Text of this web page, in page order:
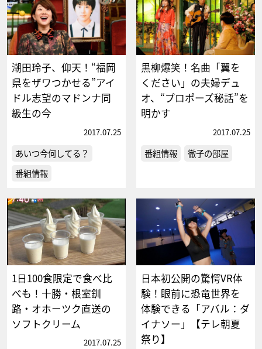
潮田玲子、仰天！“福岡
県をザワつかせる”アイ
ドル志望のマドンナ同
級生の今
2017.07.25
あいつ今何してる？
番組情報
黒柳爆笑！名曲「翼を
ください」の夫婦デュ
オ、“プロポーズ秘話”を
明かす
2017.07.25
番組情報 徹子の部屋
1日100食限定で食べ比
べも！十勝・根室釧
路・オホーツク直送の
ソフトクリーム
2017.07.25
日本初公開の驚愕VR体
験！眼前に恐竜世界を
体験できる「アバル：ダ
イナソー」【テレ朝夏
祭り】